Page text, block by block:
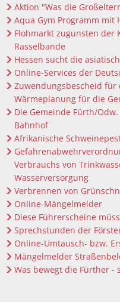
Aktion "Was die
Aqua Gym Programm mit
Flohmarkt zugunsten der
Rasselbande
Hessen sucht die
Online-Services der
Zuwendungsbescheid
Wärmeplanung für die
Die Gemeinde Fürth/
Bahnhof
Afrikanische
Verbrauchs von
Wasserversorgung
Verbrennen von
Online-Mängelmelder
Diese Führerscheine
Sprechstunden der
Online-Umtausch- bzw.
Mängelmelder
Was bewegt die Fürther -